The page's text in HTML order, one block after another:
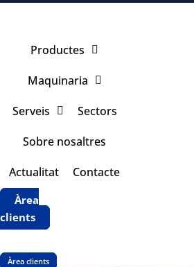
Productes
Maquinaria
Serveis
Sectors
Sobre nosaltres
Actualitat
Contacte
Àrea
clients
Àrea clients